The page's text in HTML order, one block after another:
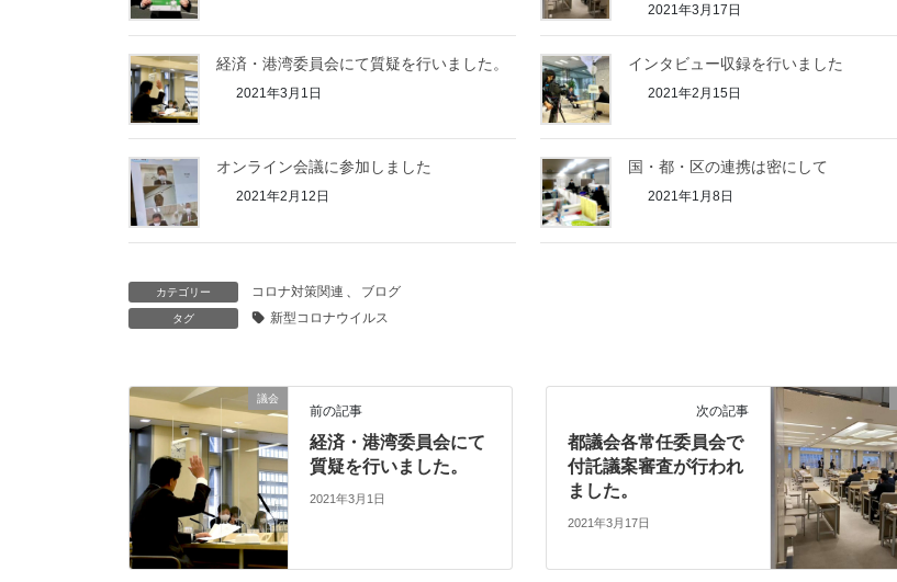
2021年3月17日
経済・港湾委員会にて質疑を行いました。
2021年3月1日
インタビュー収録を行いました
2021年2月15日
オンライン会議に参加しました
2021年2月12日
国・都・区の連携は密にして
2021年1月8日
カテゴリー コロナ対策関連 、 ブログ
タグ 新型コロナウイルス
議会
前の記事
経済・港湾委員会にて
質疑を行いました。
2021年3月1日
次の記事
都議会各常任委員会で
付託議案審査が行われ
ました。
2021年3月17日